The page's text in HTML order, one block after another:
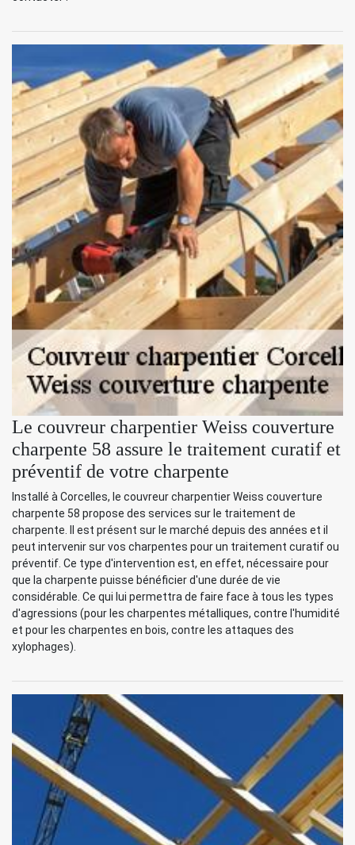
Le couvreur charpentier Weiss couverture
charpente 58 assure le traitement curatif et
préventif de votre charpente
Installé à Corcelles, le couvreur charpentier Weiss couverture
charpente 58 propose des services sur le traitement de
charpente. Il est présent sur le marché depuis des années et il
peut intervenir sur vos charpentes pour un traitement curatif ou
préventif. Ce type d'intervention est, en effet, nécessaire pour
que la charpente puisse bénéficier d'une durée de vie
considérable. Ce qui lui permettra de faire face à tous les types
d'agressions (pour les charpentes métalliques, contre l'humidité
et pour les charpentes en bois, contre les attaques des
xylophages).